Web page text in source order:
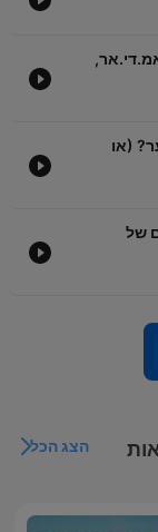
(או
של
הצג הכל